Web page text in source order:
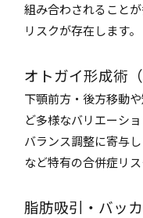
組み合わされること
リスクが存在します。
オトガイ形成術
下顎前方・後方移動
ど多様なバリエーシ
バランス調整に寄与
など特有の合併症リス
脂肪吸引・バッ